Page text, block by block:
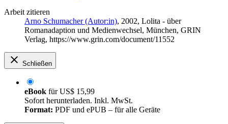
Arbeit zitieren
Arno Schumacher (Autor:in), 2002, Lolita - über
Romanadaption und Medienwechsel, München, GRIN
Verlag, https://www.grin.com/document/11552
Schließen
eBook fürUS$ 15,99
Sofort herunterladen. Inkl. MwSt.
Format: PDF und ePUB – für alle Geräte